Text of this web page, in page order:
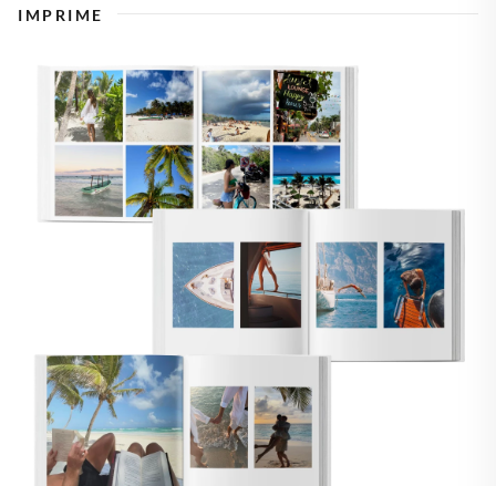
IMPRIME